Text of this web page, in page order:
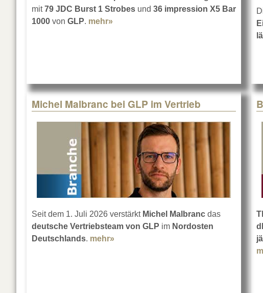
mit79 JDC Burst 1 Strobes und 36 impression X5 Bar
1000 von GLP. mehr» about Wu-Tang Clan im Licht von GLP
Michel Malbranc bei GLP im Vertrieb
Seit dem 1. Juli 2026 verstärktMichel Malbranc das
deutsche Vertriebsteam von GLP im Nordosten
Deutschlands. mehr» about Michel Malbranc bei GLP im